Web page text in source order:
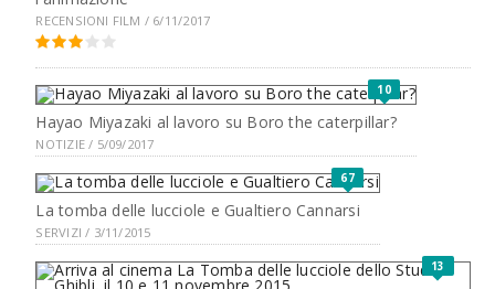
RECENSIONI FILM / 6/11/2017
10
Hayao Miyazaki al lavoro su Boro the caterpillar?
NOTIZIE / 5/09/2017
67
La tomba delle lucciole e Gualtiero Cannarsi
SERVIZI / 3/11/2015
13